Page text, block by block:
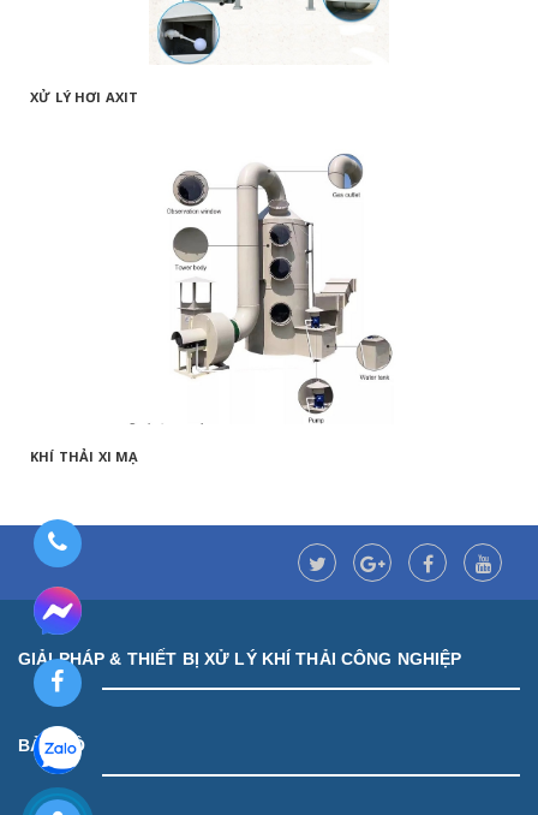
XỬ LÝ HƠI AXIT
KHÍ THẢI XI MẠ
GIẢI PHÁP & THIẾT BỊ XỬ LÝ KHÍ THẢI CÔNG NGHIỆP
BẢN ĐỒ